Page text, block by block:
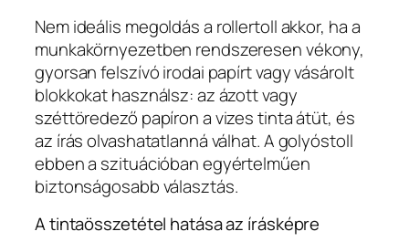
Nem ideális megoldás a rollertoll akkor, ha a
munkakörnyezetben rendszeresen vékony,
gyorsan felszívó irodai papírt vagy vásárolt
blokkokat használsz: az ázott vagy
széttöredező papíron a vizes tinta átüt, és
az írás olvashatatlanná válhat. A golyóstoll
ebben a szituációban egyértelműen
biztonságosabb választás.
A tintaösszetétel hatása az írásképre